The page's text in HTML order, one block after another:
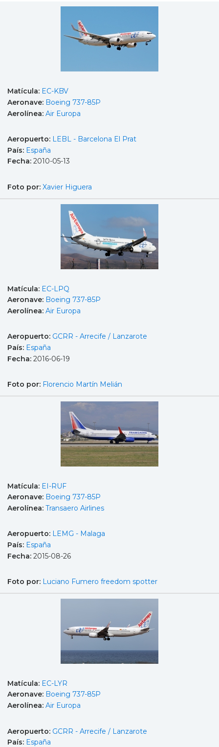
Matícula: EC-KBV
Aeronave: Boeing 737-85P
Aerolínea: Air Europa
Aeropuerto: LEBL - Barcelona El Prat
País: España
Fecha: 2010-05-13
Foto por: Xavier Higuera
Matícula: EC-LPQ
Aeronave: Boeing 737-85P
Aerolínea: Air Europa
Aeropuerto: GCRR - Arrecife / Lanzarote
País: España
Fecha: 2016-06-19
Foto por: Florencio Martín Melián
Matícula: EI-RUF
Aeronave: Boeing 737-85P
Aerolínea: Transaero Airlines
Aeropuerto: LEMG - Malaga
País: España
Fecha: 2015-08-26
Foto por: Luciano Fumero freedom spotter
Matícula: EC-LYR
Aeronave: Boeing 737-85P
Aerolínea: Air Europa
Aeropuerto: GCRR - Arrecife / Lanzarote
País: España